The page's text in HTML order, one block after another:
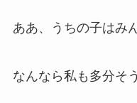
ああ、うちの子はみ
なんなら私も多分そう